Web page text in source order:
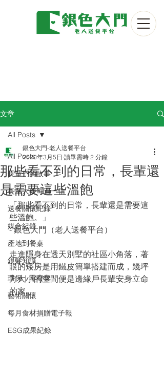
文章
All Posts
長輩們的故事
長輩大使每週一信
送餐關懷紀錄
媒合紀錄
產地到餐桌
銀髮知識
環保｜零廢棄
藝術關懷
每月食材捐贈電子報
ESG成果紀錄
All Posts
那些看不到的日常，長輩還
是需要這些溫飽
銀色大門-老人送餐平台
2020年3月5日 讀畢需時 2 分鐘
「那些看不到的日常，長輩還是需要這
些溫飽。」
- 銀色大門（老人送餐平台）
走進隱身在透天別墅的社區小角落，著
眼的矮房是用鐵皮簡單搭建而成，幾坪
方大小的空間便是邊緣戶長輩安身立命
的家。